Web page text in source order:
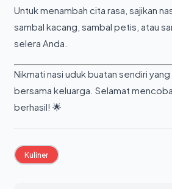
Untuk menambah cita rasa, sajikan
sambal kacang, sambal petis, atau
selera Anda.
Nikmati nasi uduk buatan sendiri
bersama keluarga. Selamat
berhasil! 🌟
Kuliner